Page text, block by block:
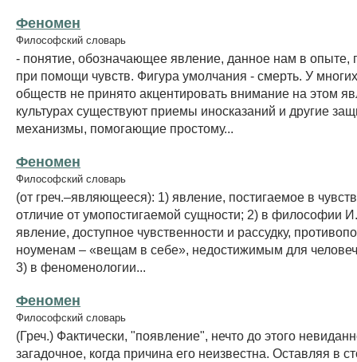
Феномен
Философский словарь
- понятие, обозначающее явление, данное нам в опыте,
при помощи чувств. Фигура умолчания - смерть. У
обществ не принято акцентировать внимание на этом
культурах существуют приемы иносказаний и другие
механизмы, помогающие простому...
Феномен
Философский словарь
(от греч.–являющееся): 1) явление, постигаемое в
отличие от умопостигаемой сущности; 2) в философии
явление, доступное чувственности и рассудку,
ноуменам – «вещам в себе», недостижимым для
3) в феноменологии...
Феномен
Философский словарь
(Греч.) Фактически, "появление", нечто до этого
загадочное, когда причина его неизвестна. Оставляя в